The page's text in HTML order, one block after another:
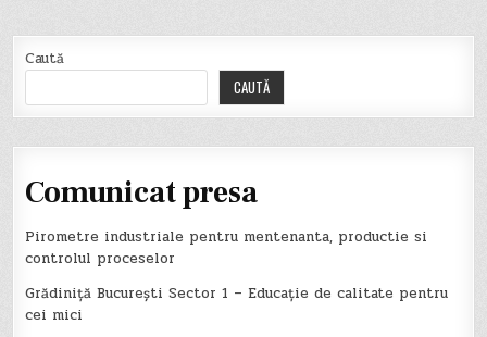
Caută
CAUTĂ
Comunicat presa
Pirometre industriale pentru mentenanta, productie si
controlul proceselor
Grădiniță București Sector 1 – Educație de calitate pentru
cei mici